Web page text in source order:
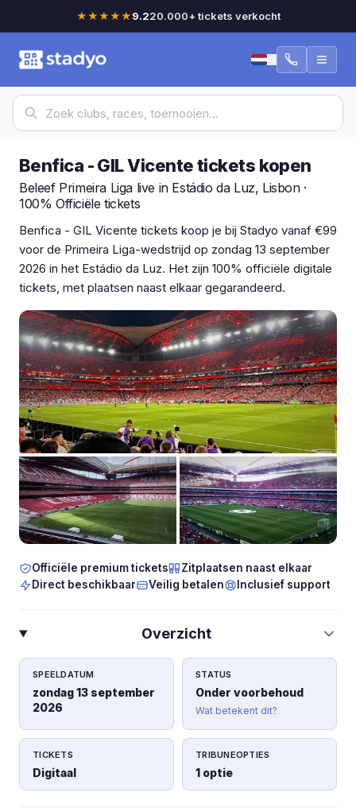
★★★★★9.220.000+ tickets verkocht
Benfica - GIL Vicente tickets kopen
Beleef Primeira Liga live in Estádio da Luz, Lisbon ·
100% Officiële tickets
Benfica - GIL Vicente tickets koop je bij Stadyo vanaf €99
voor de Primeira Liga-wedstrijd op zondag 13 september
2026 in het Estádio da Luz. Het zijn 100% officiële digitale
tickets, met plaatsen naast elkaar gegarandeerd.
Officiële premium tickets
Zitplaatsen naast elkaar
Direct beschikbaar
Veilig betalen Inclusief support
Overzicht
SPEELDATUM
zondag 13 september
2026
STATUS
Onder voorbehoud
Wat betekent dit?
TICKETS
Digitaal
TRIBUNEOPTIES
1 optie